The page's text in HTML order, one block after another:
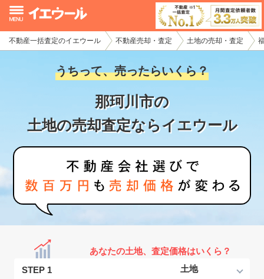
不動産一括査定のイエウール 不動産売却・査定 土地の売却・査定
うちって、売ったらいくら？
那珂川市の
土地の売却査定ならイエウール
あなたの土地、査定価格はいくら？
STEP 1
イエウール加盟希望の不動産会社様
初めての方へ
不動産の売却・一括査定
家査定シミュレーター
お問い合わせ